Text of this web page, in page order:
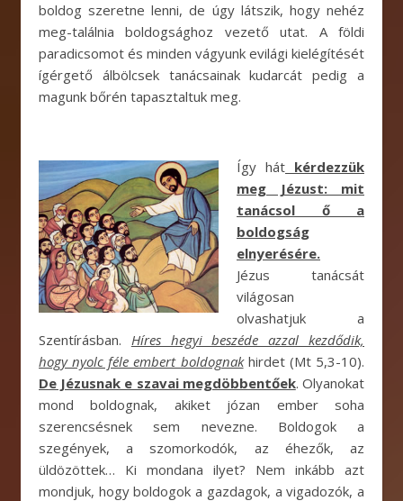
boldog szeretne lenni, de úgy látszik, hogy nehéz
meg-találnia boldogsághoz vezető utat. A földi
paradicsomot és minden vágyunk evilági kielégítését
ígérgető álbölcsek tanácsainak kudarcát pedig a
magunk bőrén tapasztaltuk meg.
Így hát kérdezzük
meg Jézust: mit
tanácsol ő a
boldogság
elnyerésére.
Jézus tanácsát
világosan
olvashatjuk a
Szentírásban. Híres hegyi beszéde azzal kezdődik,
hogy nyolc féle embert boldognakhirdet (Mt 5,3-10).
De Jézusnak e szavai megdöbbentőek. Olyanokat
mond boldognak, akiket józan ember soha
szerencsésnek sem nevezne. Boldogok a
szegények, a szomorkodók, az éhezők, az
üldözöttek… Ki mondana ilyet? Nem inkább azt
mondjuk, hogy boldogok a gazdagok, a vigadozók, a